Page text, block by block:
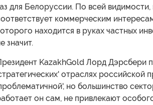
для Белоруссии. По всей
коммерческим
находится в руках частных
значит.
KazakhGold Лорд Дэрсбери
отраслях
но большинство
он сам, не привлекают